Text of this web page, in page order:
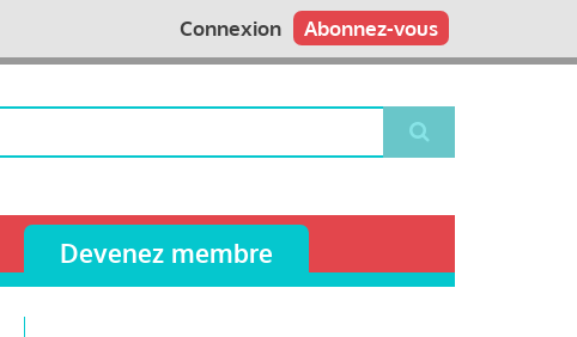
Abonnez-vous
Connexion
Devenez membre